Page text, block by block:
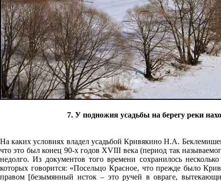
7. У подножия усадьбы на берегу реки
На каких условиях владел усадьбой Кривякино Н.А.
что это был конец 90-х годов XVIII века (период так
недолго. Из документов того времени сохранилось
которых говорится: «Посельцо Красное, что прежде было
правом [безымянный исток – это ручей в овраге,